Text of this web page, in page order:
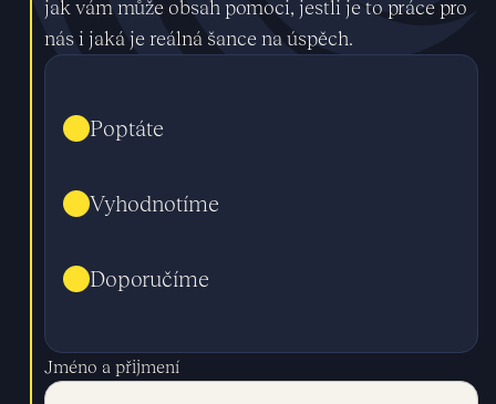
jak vám může obsah pomoci, jestli je to práce pro
nás i jaká je reálná šance na úspěch.
Poptáte
Vyhodnotíme
Doporučíme
Jméno a přijmení